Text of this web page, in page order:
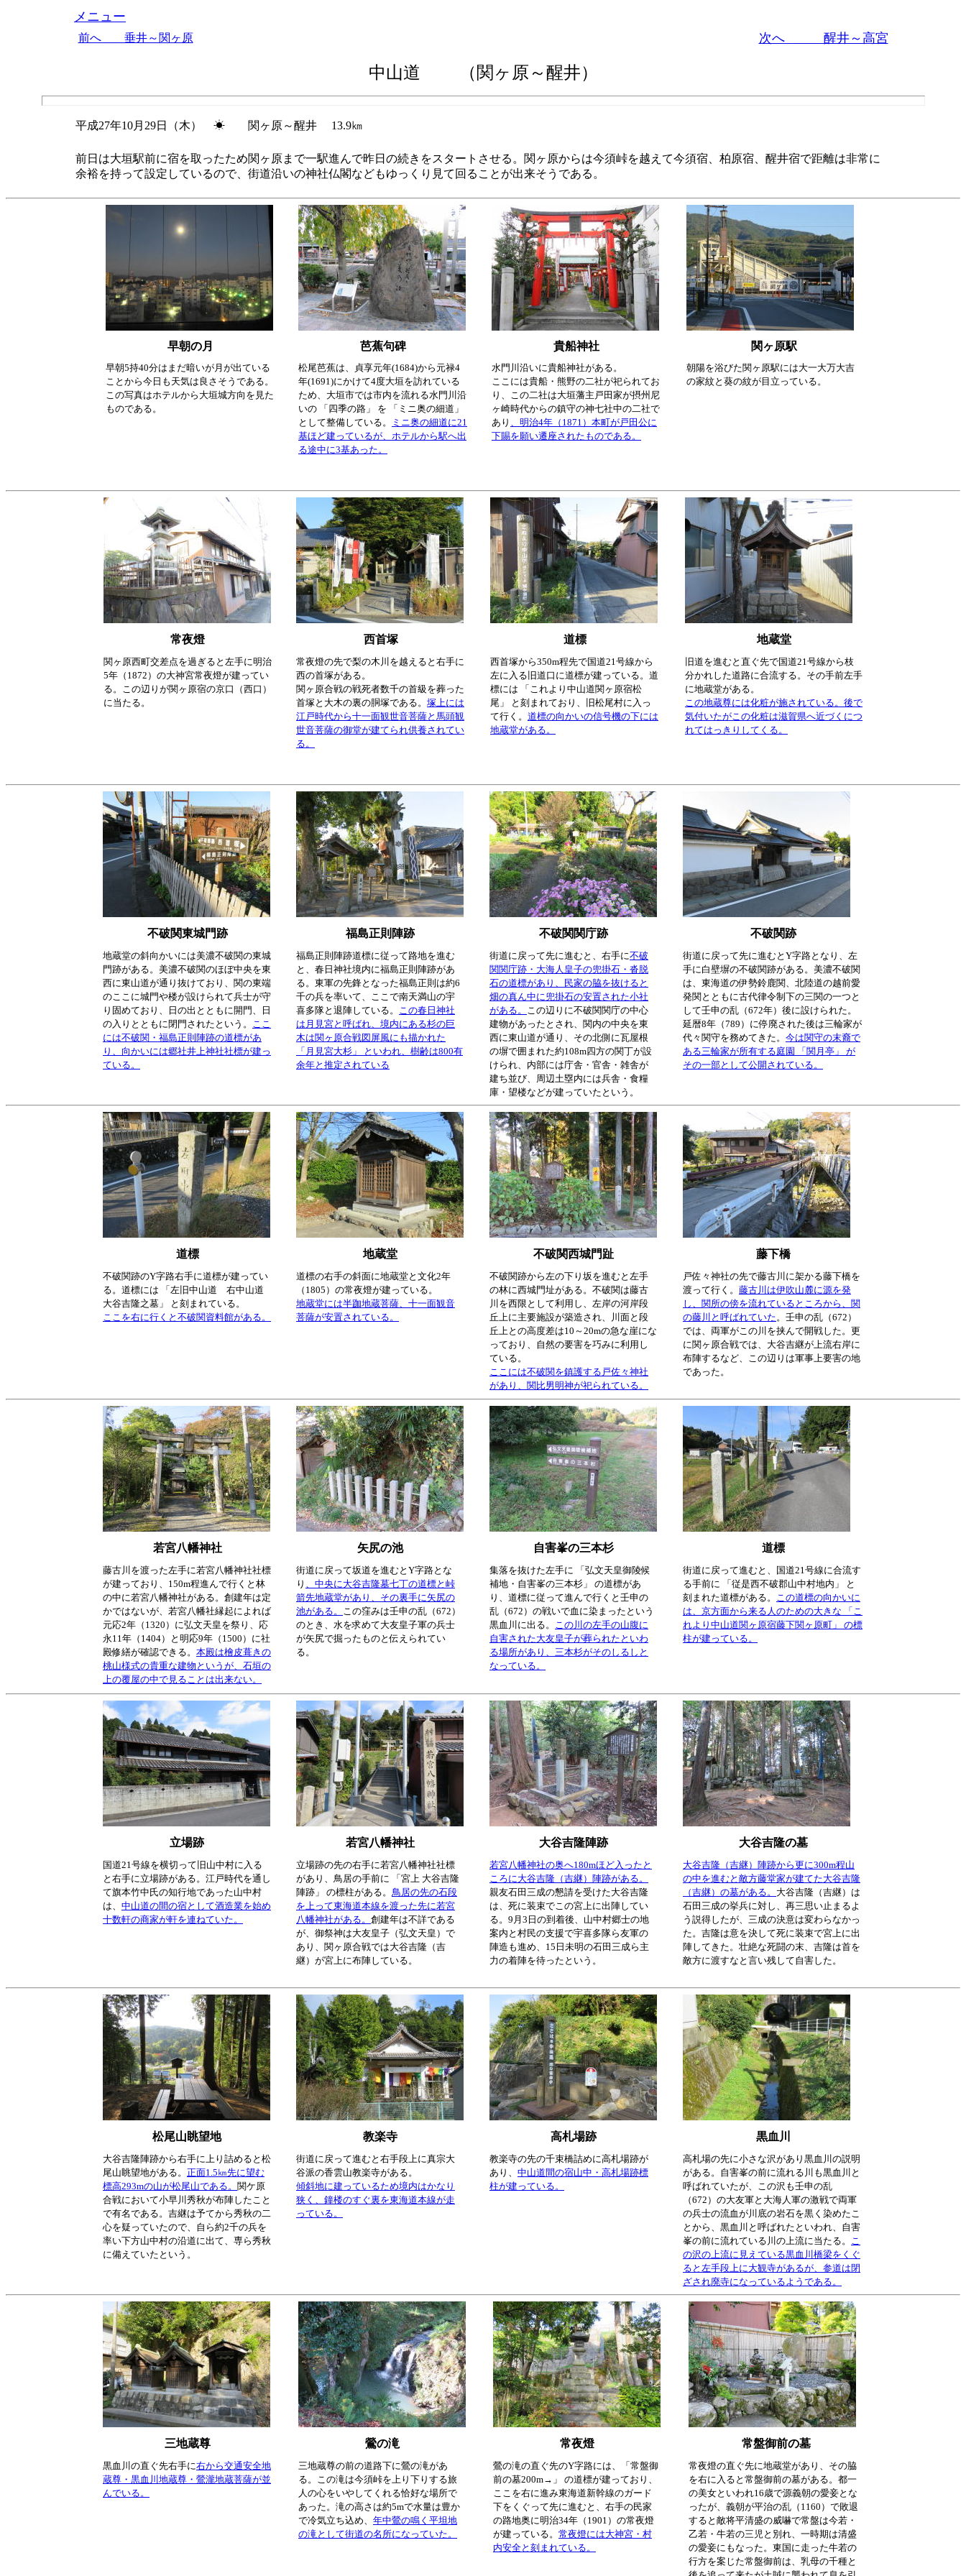
メニュー
前へ 垂井～関ヶ原 次へ 醒井～高宮
中山道 （関ヶ原 ～醒井）
平成27年10月29日（木） ☀ 関ヶ原～醒井 13.9㎞
前日は大垣駅前に宿を取ったため関ヶ原まで一駅進んで昨日の続きをスタートさせる。関ヶ原からは今須峠を越えて今須宿、柏原宿、醒井宿で距離は非常に
余裕を持って設定しているので、街道沿いの神社仏閣などもゆっくり見て回ることが出来そうである。
早朝の月 芭蕉句碑 貴船神社 関ヶ原駅
早朝5持40分はまだ暗いが月が出ている
ことから今日も天気は良さそうである。
この写真はホテルから大垣城方向を見た
ものである。
松尾芭蕉は、貞享元年(1684)から元禄4
年(1691)にかけて4度大垣を訪れている
ため、大垣市では市内を流れる水門川沿
いの 「四季の路」 を 「ミニ奥の細道」
として整備している。
ミニ奥の細道に21
基ほど建っているが、ホテルから駅へ出
る途中に3基あった。
水門川沿いに貴船神社がある。
ここには貴船・熊野の二社が祀られてお
り、この二社は大垣藩主戸田家が摂州尼
ヶ崎時代からの鎮守の神七社中の二社で
あり 、明治4年（1871）本町が戸田公に
下賜を願い遷座されたものである。
朝陽を浴びた関ヶ原駅には大一大万大吉
の家紋と葵の紋が目立っている。
常夜燈 西首塚 道標 地蔵堂
関ヶ原西町交差点を過ぎると左手に明治
5年（1872）の大神宮常夜燈が建ってい
る。この辺りが関ヶ原宿の京口（西口）
に当たる。
常夜燈の先で梨の木川を越えると右手に
西の首塚がある。
関ヶ原合戦の戦死者数千の首級を葬った
首塚と大木の裏の胴塚である。 塚上には
江戸時代から十一面観世音菩薩と馬頭観
世音菩薩の御堂が建てられ供養されてい
る。
西首塚から350m程先で国道21号線から
左に入る旧道口に道標が建っている。道
標には 「これより中山道関ヶ原宿松
尾」 と刻まれており、旧松尾村に入っ
て行く。 道標の向かいの信号機の下には
地蔵堂がある。
旧道を進むと直ぐ先で国道21号線から枝
分かれした道路に合流する。その手前左手
に地蔵堂がある。
この地蔵尊には化粧が施されている。後で
気付いたがこの化粧は滋賀県へ近づくにつ
れてはっきりしてくる。
不破関東城門跡 福島正則陣跡 不破関関庁跡 不破関跡
地蔵堂の斜向かいには美濃不破関の東城
門跡がある。美濃不破関のほぼ中央を東
西に東山道が通り抜けており、関の東端
のここに城門や楼が設けられて兵士が守
り固めており、日の出とともに開門、日
の入りとともに閉門されたという。 ここ
には不破関・福島正則陣跡の道標があ
り、向かいには郷社井上神社社標が建っ
ている。
福島正則陣跡道標に従って路地を進む
と、春日神社境内に福島正則陣跡があ
る。東軍の先鋒となった福島正則は約6
千の兵を率いて、ここで南天満山の宇
喜多隊と退陣している。 この春日神社
は月見宮と呼ばれ、境内にある杉の巨
木は関ヶ原合戦図屏風にも描かれた
「月見宮大杉」 といわれ、樹齢は800有
余年と推定されている
街道に戻って先に進むと、右手に不破
関関庁跡・大海人皇子の兜掛石・沓脱
石の道標があり、民家の脇を抜けると
畑の真ん中に兜掛石の安置された小社
がある。 この辺りに不破関関庁の中心
建物があったとされ、関内の中央を東
西に東山道が通り、その北側に瓦屋根
の塀で囲まれた約108m四方の関丁が設
けられ、内部には庁舎・官舎・雑舎が
建ち並び、周辺土塁内には兵舎・食糧
庫・望楼などが建っていたという。
街道に戻って先に進むとY字路となり、左
手に白壁塀の不破関跡がある。美濃不破関
は、東海道の伊勢鈴鹿関、北陸道の越前愛
発関とともに古代律令制下の三関の一つと
して壬申の乱（672年）後に設けられた。
延暦8年（789）に停廃された後は三輪家が
代々関守を務めてきた。 今は関守の末裔で
ある三輪家が所有する庭園 「関月亭」 が
その一部として公開されている。
道標 地蔵堂 不破関西城門趾 藤下橋
不破関跡のY字路右手に道標が建ってい
る。道標には 「左旧中山道 右中山道
大谷吉隆之墓」 と刻まれている。
ここを右に行くと不破関資料館がある。
道標の右手の斜面に地蔵堂と文化2年
（1805）の常夜燈が建っている。
地蔵堂には半跏地蔵菩薩、十一面観音
菩薩が安置されている。
不破関跡から左の下り坂を進むと左手
の林に西城門址がある。不破関は藤古
川を西限として利用し、左岸の河岸段
丘上に主要施設が築造され、川面と段
丘上との高度差は10～20mの急な崖にな
っており、自然の要害を巧みに利用し
ている。
ここには不破関を鎮護する戸佐々神社
があり、関比男明神が祀られている。
戸佐々神社の先で藤古川に架かる藤下橋を
渡って行く。 藤古川は伊吹山麓に源を発
し、関所の傍を流れているところから、関
の藤川と呼ばれていた。壬申の乱（672）
では、両軍がこの川を挟んで開戦した。更
に関ヶ原合戦では、大谷吉継が上流右岸に
布陣するなど、この辺りは軍事上要害の地
であった。
若宮八幡神社 矢尻の池 自害峯の三本杉 道標
藤古川を渡った左手に若宮八幡神社社標
が建っており、150m程進んで行くと林
の中に若宮八幡神社がある。創建年は定
かではないが、若宮八幡社縁起によれば
元応2年（1320）に弘文天皇を祭り、応
永11年（1404）と明応9年（1500）に社
殿修繕が確認できる。 本殿は檜皮葺きの
桃山様式の貴重な建物というが、石垣の
上の覆屋の中で見ることは出来ない。
街道に戻って坂道を進むとY字路とな
り 、中央に大谷吉隆墓七丁の道標と峠
箭先地蔵堂があり、その裏手に矢尻の
池がある。 この窪みは壬申の乱（672）
のとき、水を求めて大友皇子軍の兵士
が矢尻で掘ったものと伝えられてい
る。
集落を抜けた左手に 「弘文天皇御陵候
補地・自害峯の三本杉」 の道標があ
り、道標に従って進んで行くと壬申の
乱（672）の戦いで血に染まったという
黒血川に出る。 この川の左手の山腹に
自害された大友皇子が葬られたといわ
る場所があり、三本杉がそのしるしと
なっている。
街道に戻って進むと、国道21号線に合流す
る手前に 「従是西不破郡山中村地内」 と
刻まれた道標がある。 この道標の向かいに
は、京方面から来る人のための大きな 「こ
れより中山道関ヶ原宿藤下関ヶ原町」 の標
柱が建っている。
立場跡 若宮八幡神社 大谷吉隆陣跡 大谷吉隆の墓
国道21号線を横切って旧山中村に入る
と右手に立場跡がある。江戸時代を通し
て旗本竹中氏の知行地であった山中村
は、 中山道の間の宿として酒造業を始め
十数軒の商家が軒を連ねていた。
立場跡の先の右手に若宮八幡神社社標
があり、鳥居の手前に 「宮上 大谷吉隆
陣跡」 の標柱がある。 鳥居の先の石段
を上って東海道本線を渡った先に若宮
八幡神社がある。 創建年は不詳である
が、御祭神は大友皇子（弘文天皇）で
あり、関ヶ原合戦では大谷吉隆（吉
継）が宮上に布陣している。
若宮八幡神社の奥へ180mほど入ったと
ころに大谷吉隆（吉継）陣跡がある。
親友石田三成の懇請を受けた大谷吉隆
は、死に装束でこの宮上に出陣してい
る。9月3日の到着後、山中村郷士の地
案内と村民の支援で宇喜多隊ら友軍の
陣造も進め、15日未明の石田三成ら主
力の着陣を待ったという。
大谷吉隆（吉継）陣跡から更に300m程山
の中を進むと敵方藤堂家が建てた大谷吉隆
（吉継）の墓がある。 大谷吉隆（吉継）は
石田三成の挙兵に対し、再三思い止まるよ
う説得したが、三成の決意は変わらなかっ
た。吉隆は意を決して死に装束で宮上に出
陣してきた。壮絶な死闘の末、吉隆は首を
敵方に渡すなと言い残して自害した。
松尾山眺望地 教楽寺 高札場跡 黒血川
大谷吉隆陣跡から右手に上り詰めると松
尾山眺望地がある。 正面1.5㎞先に望む
標高293mの山が松尾山である。 関ケ原
合戦において小早川秀秋が布陣したこと
で有名である。吉継は予てから秀秋の二
心を疑っていたので、自ら約2千の兵を
率い下方山中村の沿道に出て、専ら秀秋
に備えていたという。
街道に戻って進むと右手段上に真宗大
谷派の香雲山教楽寺がある。
傾斜地に建っているため境内はかなり
狭く、鐘楼のすぐ裏を東海道本線が走
っている。
教楽寺の先の千束橋詰めに高札場跡が
あり、 中山道間の宿山中・高札場跡標
柱が建っている。
高札場の先に小さな沢があり黒血川の説明
がある。自害峯の前に流れる川も黒血川と
呼ばれていたが、この沢も壬申の乱
（672）の大友軍と大海人軍の激戦で両軍
の兵士の流血が川底の岩石を黒く染めたこ
とから、黒血川と呼ばれたといわれ、自害
峯の前に流れている川の上流に当たる。 こ
の沢の上流に見えている黒血川橋梁をくぐ
ると左手段上に大観寺があるが、参道は閉
ざされ廃寺になっているようである。
三地蔵尊 鶯の滝 常夜燈 常盤御前の墓
黒血川の直ぐ先右手に右から交通安全地
蔵尊・黒血川地蔵尊・鶯瀧地蔵菩薩が並
んでいる。
三地蔵尊の前の道路下に鶯の滝があ
る。この滝は今須峠を上り下りする旅
人の心をいやしてくれる恰好な場所で
あった。滝の高さは約5mで水量は豊か
で冷気立ち込め、 年中鶯の鳴く平坦地
の滝として街道の名所になっていた。
鶯の滝の直ぐ先のY字路には、「常盤御
前の墓200m→」 の道標が建っており、
ここを右に進み東海道新幹線のガード
下をくぐって先に進むと、右手の民家
の路地奥に明治34年（1901）の常夜燈
が建っている。 常夜燈には大神宮・村
内安全と刻まれている。
常夜燈の直ぐ先に地蔵堂があり、その脇
を右に入ると常盤御前の墓がある。都一
の美女といわれ16歳で源義朝の愛妾とな
ったが、義朝が平治の乱（1160）で敗退
すると敵将平清盛の威嚇で常盤は今若・
乙若・牛若の三児と別れ、一時期は清盛
の愛妾にもなった。東国に走った牛若の
行方を案じた常盤御前は、乳母の千種と